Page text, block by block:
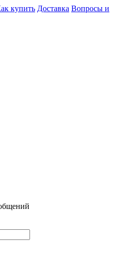
купить Доставка Вопросы и